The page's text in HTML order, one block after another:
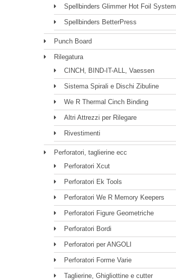
Spellbinders Glimmer Hot Foil System
Spellbinders BetterPress
Punch Board
Rilegatura
CINCH, BIND-IT-ALL, Vaessen
Sistema Spirali e Dischi Zibuline
We R Thermal Cinch Binding
Altri Attrezzi per Rilegare
Rivestimenti
Perforatori, taglierine ecc
Perforatori Xcut
Perforatori Ek Tools
Perforatori We R Memory Keepers
Perforatori Figure Geometriche
Perforatori Bordi
Perforatori per ANGOLI
Perforatori Forme Varie
Taglierine, Ghigliottine e cutter